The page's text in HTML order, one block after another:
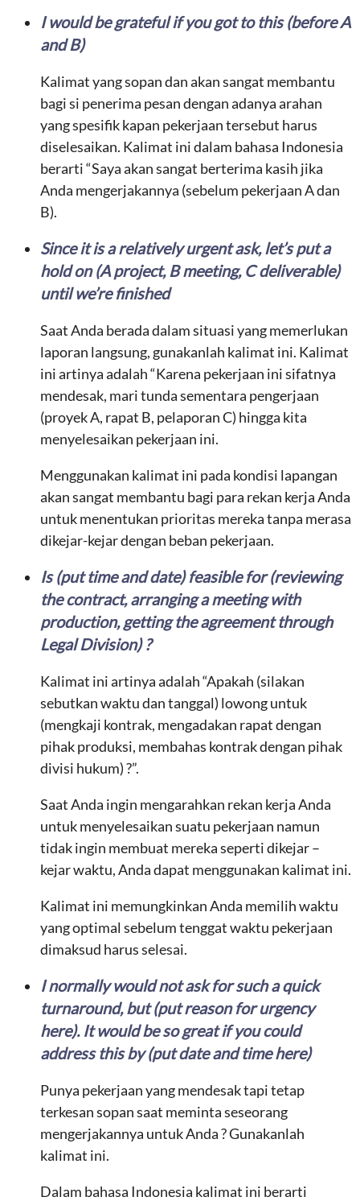
I would be grateful if you got to this (before A
and B)
Kalimat yang sopan dan akan sangat membantu
bagi si penerima pesan dengan adanya arahan
yang spesifik kapan pekerjaan tersebut harus
diselesaikan. Kalimat ini dalam bahasa Indonesia
berarti “Saya akan sangat berterima kasih jika
Anda mengerjakannya (sebelum pekerjaan A dan
B).
Since it is a relatively urgent ask, let’s put a
hold on (A project, B meeting, C deliverable)
until we’re finished
Saat Anda berada dalam situasi yang memerlukan
laporan langsung, gunakanlah kalimat ini. Kalimat
ini artinya adalah “Karena pekerjaan ini sifatnya
mendesak, mari tunda sementara pengerjaan
(proyek A, rapat B, pelaporan C) hingga kita
menyelesaikan pekerjaan ini.
Menggunakan kalimat ini pada kondisi lapangan
akan sangat membantu bagi para rekan kerja Anda
untuk menentukan prioritas mereka tanpa merasa
dikejar-kejar dengan beban pekerjaan.
Is (put time and date) feasible for (reviewing
the contract, arranging a meeting with
production, getting the agreement through
Legal Division) ?
Kalimat ini artinya adalah “Apakah (silakan
sebutkan waktu dan tanggal) lowong untuk
(mengkaji kontrak, mengadakan rapat dengan
pihak produksi, membahas kontrak dengan pihak
divisi hukum) ?”.
Saat Anda ingin mengarahkan rekan kerja Anda
untuk menyelesaikan suatu pekerjaan namun
tidak ingin membuat mereka seperti dikejar –
kejar waktu, Anda dapat menggunakan kalimat ini.
Kalimat ini memungkinkan Anda memilih waktu
yang optimal sebelum tenggat waktu pekerjaan
dimaksud harus selesai.
I normally would not ask for such a quick
turnaround, but (put reason for urgency
here). It would be so great if you could
address this by (put date and time here)
Punya pekerjaan yang mendesak tapi tetap
terkesan sopan saat meminta seseorang
mengerjakannya untuk Anda ? Gunakanlah
kalimat ini.
Dalam bahasa Indonesia kalimat ini berarti